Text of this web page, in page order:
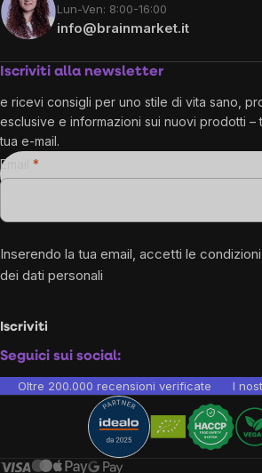
Lun-Ven: 8:00-16:00
info@brainmarket.it
Iscriviti alla newsletter
e ricevi consigli per uno stile di vita sano,
esclusive e informazioni sui nuovi prodotti –
tua e-mail.
Email
Inserendo la tua email, accetti le
dei dati personali
Iscriviti
Seguici sui social:
Oltre 200.000 recensioni verificate I